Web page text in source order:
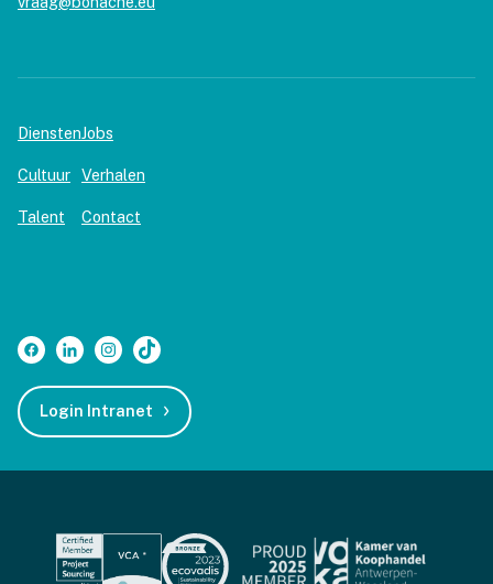
Diensten
Cultuur
Talent
Jobs
Verhalen
Contact
Login Intranet